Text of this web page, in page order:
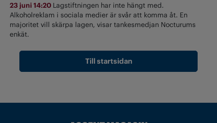
23 juni 14:20 Lagstiftningen har inte hängt med.
Alkoholreklam i sociala medier är svår att komma åt. En
majoritet vill skärpa lagen, visar tankesmedjan Nocturums
enkät.
Till startsidan